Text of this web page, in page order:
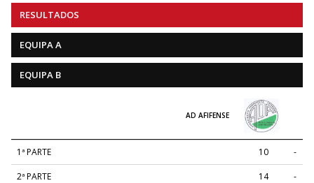
RESULTADOS
EQUIPA A
EQUIPA B
AD AFIFENSE
1ª PARTE 10 -
2ª PARTE 14 -